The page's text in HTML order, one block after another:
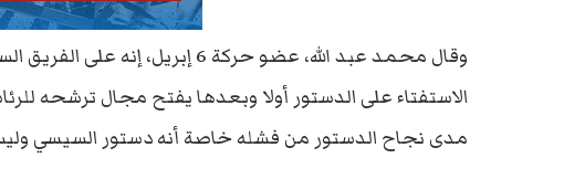
وقال محمد عبد الله، عضو حركة 6
الاستفتاء على الدستور أولا وبعدها يفتح مجال ترشحه
مدى نجاح الدستور من فشله خاصة أنه دستور السيسي